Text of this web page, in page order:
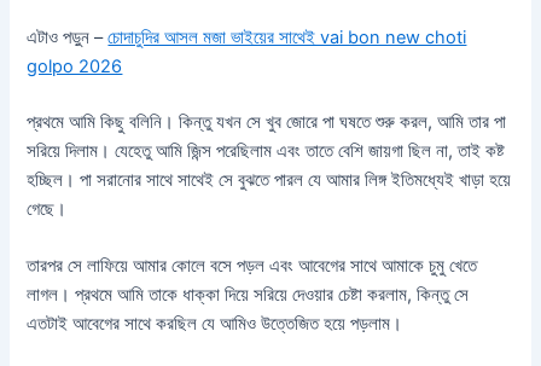
এটাও পড়ুন –চোদাচুদির আসল মজা ভাইয়ের সাথেই vai bon new choti
golpo 2026
প্রথমে আমি কিছু বলিনি। কিন্তু যখন সে খুব জোরে পা ঘষতে শুরু করল, আমি তার পা
সরিয়ে দিলাম। যেহেতু আমি জিন্স পরেছিলাম এবং তাতে বেশি জায়গা ছিল না, তাই কষ্ট
হচ্ছিল। পা সরানোর সাথে সাথেই সে বুঝতে পারল যে আমার লিঙ্গ ইতিমধ্যেই খাড়া হয়ে
গেছে।
তারপর সে লাফিয়ে আমার কোলে বসে পড়ল এবং আবেগের সাথে আমাকে চুমু খেতে
লাগল। প্রথমে আমি তাকে ধাক্কা দিয়ে সরিয়ে দেওয়ার চেষ্টা করলাম, কিন্তু সে
এতটাই আবেগের সাথে করছিল যে আমিও উত্তেজিত হয়ে পড়লাম।